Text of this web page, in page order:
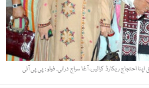
احتجاج ریکارڈ کرائیں، آغا سراج درانی۔ فوٹو : پی پی آئی